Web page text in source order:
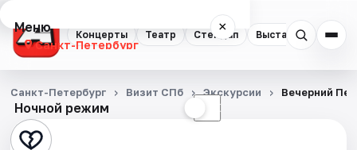
Концерты Театр Стендап Выставки
Меню ×
Санкт-Петербург
Концерты
Театр
Ночной режим ☾
Санкт-Петербург Визит СПб Экскурсии Вечерний